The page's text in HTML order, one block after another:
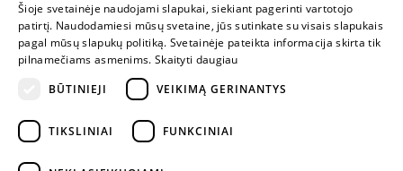
MYLIMIAUSIA
LIETUVOS
ELEKTRONINĖ
PARDUOTUVĖ
ŽAISTI
Šioje svetainėje naudojami slapukai, siekiant pagerinti vartotojo
patirtį. Naudodamiesi mūsų svetaine, jūs sutinkate su visais slapukais
pagal mūsų slapukų politiką. Svetainėje pateikta informacija skirta tik
pilnamečiams asmenims. Skaityti daugiau
BŪTINIEJI
VEIKIMĄ GERINANTYS
TIKSLINIAI FUNKCINIAI